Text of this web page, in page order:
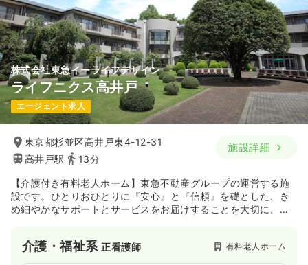
株式会社東急イーライフデザイン
ライフニクス高井戸
エージェント求人
東京都杉並区高井戸東4-12-31
高井戸駅
13分
施設詳細
【介護付き有料老人ホーム】東急不動産グループの運営する施
設です。ひとりおひとりに『安心』と『信頼』を礎とした、き
め細やかなサポートとサービスをお届けすることを大切に、プ
サポート・医療支援体制を目指しています。
介護・福祉系正看護師 有料老人ホーム